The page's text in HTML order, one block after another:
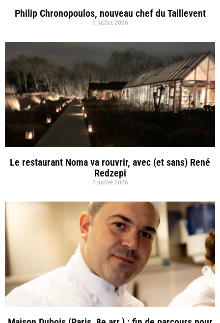
Philip Chronopoulos, nouveau chef du Taillevent
9 juillet 2026
Le restaurant Noma va rouvrir, avec (et sans) René
Redzepi
6 juillet 2026